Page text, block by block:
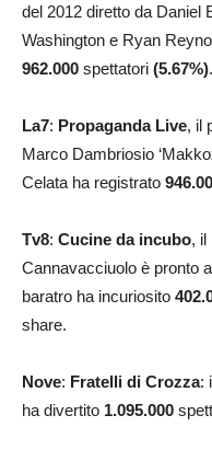
del 2012 diretto da Daniel
Washington e Ryan
962.000 spettatori (5.67%).
La7: Propaganda Live, il
Marco Dambriosio
Celata ha registrato
Tv8: Cucine da incubo, il
Cannavacciuolo è pronto
baratro ha incuriosito
share.
Nove: Fratelli di Crozza:
ha divertito 1.095.000